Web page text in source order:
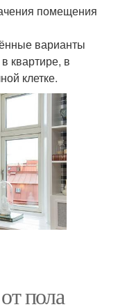
помещения
варианты
квартире, в
клетке.
пола